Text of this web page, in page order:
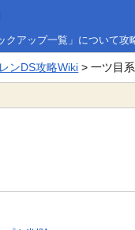
アップ一覧」について攻
ンDS攻略Wiki > 一ツ目